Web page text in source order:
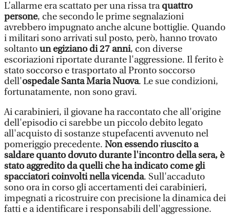
L’allarme era scattato per una rissa traquattro
persone, che secondo le prime segnalazioni
avrebbero impugnato anche alcune bottiglie. Quando
i militari sono arrivati sul posto, però, hanno trovato
soltantoun egiziano di 27 anni, con diverse
escoriazioni riportate durante l'aggressione. Il ferito è
stato soccorso e trasportato al Pronto soccorso
dell'ospedale Santa Maria Nuova. Le sue condizioni,
fortunatamente, non sono gravi.
Ai carabinieri, il giovane ha raccontato che all'origine
dell'episodio ci sarebbe un piccolo debito legato
all'acquisto di sostanze stupefacenti avvenuto nel
pomeriggio precedente. Non essendo riuscito a
saldare quanto dovuto durante l'incontro della sera, è
stato aggredito da quelli che ha indicato come gli
spacciatori coinvolti nella vicenda. Sull'accaduto
sono ora in corso gli accertamenti dei carabinieri,
impegnati a ricostruire con precisione la dinamica dei
fatti e a identificare i responsabili dell'aggressione.